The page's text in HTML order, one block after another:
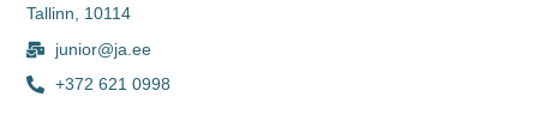
Tallinn, 10114
junior@ja.ee
+372 621 0998